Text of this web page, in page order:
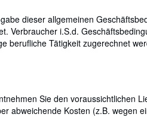
dieser allgemeinen
Verbraucher i.S.d.
berufliche Tätigkeit zugerechnet
Sie den voraussichtlichen
abweichende Kosten (z.B. wegen